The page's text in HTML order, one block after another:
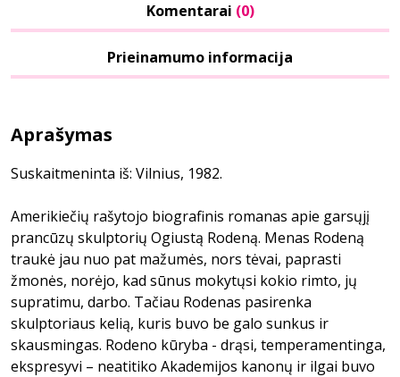
Komentarai (0)
Prieinamumo informacija
Aprašymas
Suskaitmeninta iš: Vilnius, 1982.
Amerikiečių rašytojo biografinis romanas apie garsųjį
prancūzų skulptorių Ogiustą Rodeną. Menas Rodeną
traukė jau nuo pat mažumės, nors tėvai, paprasti
žmonės, norėjo, kad sūnus mokytųsi kokio rimto, jų
supratimu, darbo. Tačiau Rodenas pasirenka
skulptoriaus kelią, kuris buvo be galo sunkus ir
skausmingas. Rodeno kūryba - drąsi, temperamentinga,
ekspresyvi – neatitiko Akademijos kanonų ir ilgai buvo